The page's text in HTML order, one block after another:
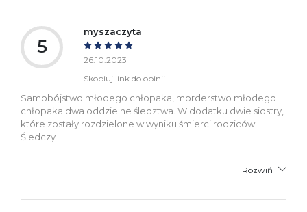
5
myszaczyta
26.10.2023
Skopiuj link do opinii
Samobójstwo młodego chłopaka, morderstwo młodego
chłopaka dwa oddzielne śledztwa. W dodatku dwie siostry,
które zostały rozdzielone w wyniku śmierci rodziców.
Śledczy
Rozwiń